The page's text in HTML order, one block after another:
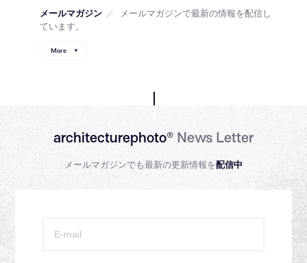
メールマガジン ／
メールマガジンで最新の情報を配信し
ています。
More
architecturephoto®News Letter
メールマガジンでも最新の更新情報を配信中